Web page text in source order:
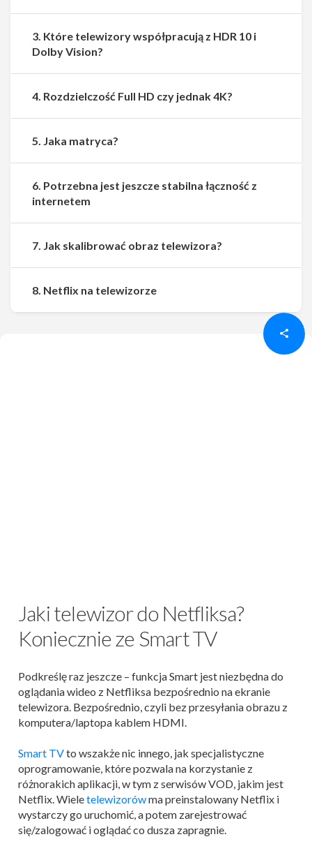
Udostępnij
Jaki telewizor do Netfliksa?
Koniecznie ze Smart TV
Podkreślę raz jeszcze – funkcja Smart jest niezbędna do
oglądania wideo z Netfliksa bezpośrednio na ekranie
telewizora. Bezpośrednio, czyli bez przesyłania obrazu z
komputera/laptopa kablem HDMI.
Smart TVto wszakże nic innego, jak specjalistyczne
oprogramowanie, które pozwala na korzystanie z
różnorakich aplikacji, w tym z serwisów VOD, jakim jest
Netflix. Wieletelewizorówma preinstalowany Netflix i
wystarczy go uruchomić, a potem zarejestrować
się/zalogować i oglądać co dusza zapragnie.
3. Które telewizory współpracują z HDR 10 i
Dolby Vision?
4. Rozdzielczość Full HD czy jednak 4K?
5. Jaka matryca?
6. Potrzebna jest jeszcze stabilna łączność z
internetem
7. Jak skalibrować obraz telewizora?
8. Netflix na telewizorze